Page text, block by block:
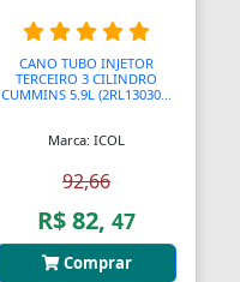
CANO TUBO INJETOR
TERCEIRO 3 CILINDRO
CUMMINS 5.9L (2RL13030...
Marca: ICOL
92,66
R$ 82, 47
Comprar